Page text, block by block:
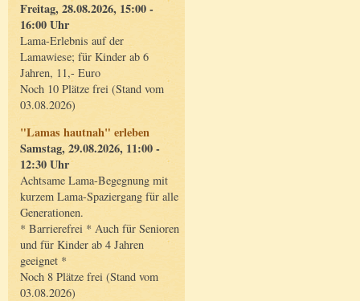
Freitag, 28.08.2026, 15:00 -
16:00 Uhr
Lama-Erlebnis auf der
Lamawiese; für Kinder ab 6
Jahren, 11,- Euro
Noch 10 Plätze frei (Stand vom
03.08.2026)
"Lamas hautnah" erleben
Samstag, 29.08.2026, 11:00 -
12:30 Uhr
Achtsame Lama-Begegnung mit
kurzem Lama-Spaziergang für alle
Generationen.
* Barrierefrei * Auch für Senioren
und für Kinder ab 4 Jahren
geeignet *
Noch 8 Plätze frei (Stand vom
03.08.2026)